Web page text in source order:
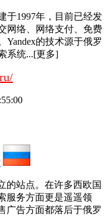
于1997年，目前已经发
网络、网络支付、免费
Yandex的技术源于俄罗
系统...[更多]
的站点。在许多西欧国
服务方面更是遥遥领
广告方面都落后于俄罗